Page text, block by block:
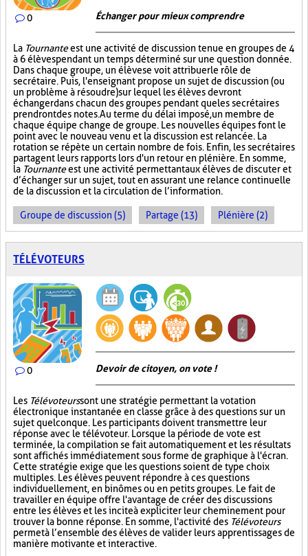
0 Échanger pour mieux comprendre
La Tournanteest une activité de discussion tenue en groupes de 4
à 6 élèves pendant un temps déterminé sur une question donnée.
Dans chaque groupe, un élève se voit attribuer le rôle de
secrétaire. Puis, l'enseignant propose un sujet de discussion (ou
un problème à résoudre) sur lequel les élèves devront
échanger dans chacun des groupes pendant que les secrétaires
prendront des notes. Au terme du délai imposé, un membre de
chaque équipe change de groupe. Les nouvelles équipes font le
point avec le nouveau venu et la discussion est relancée. La
rotation se répète un certain nombre de fois. Enfin, les secrétaires
partagent leurs rapports lors d'un retour en plénière. En somme,
la Tournanteest une activité permettant aux élèves de discuter et
d’échanger sur un sujet, tout en assurant une relance continuelle
de la discussion et la circulation de l’information.
Groupe de discussion (5) Partage (13) Plénière (2)
TÉLÉVOTEURS
0 Devoir de citoyen, on vote !
Les Télévoteurssont une stratégie permettant la votation
électronique instantanée en classe grâce à des questions sur un
sujet quelconque. Les participants doivent transmettre leur
réponse avec le télévoteur. Lorsque la période de vote est
terminée, la compilation se fait automatiquement et les résultats
sont affichés immédiatement sous forme de graphique à l'écran.
Cette stratégie exige que les questions soient de type choix
multiples. Les élèves peuvent répondre à ces questions
individuellement, en binômes ou en petits groupes. Le fait de
travailler en équipe offre l'avantage de créer des discussions
entre les élèves et les incite à expliciter leur cheminement pour
trouver la bonne réponse. En somme, l'activité des Télévoteurs
permet à l’ensemble des élèves de valider leurs apprentissages de
manière motivante et interactive.